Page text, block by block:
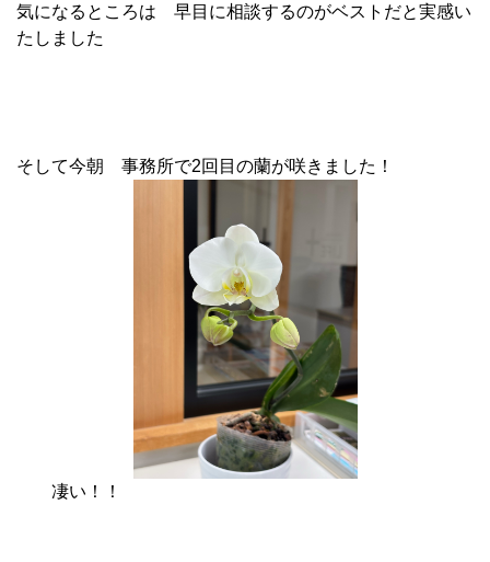
気になるところは 早目に相談するのがベストだと実感い
たしました
そして今朝 事務所で2回目の蘭が咲きました！
凄い！！